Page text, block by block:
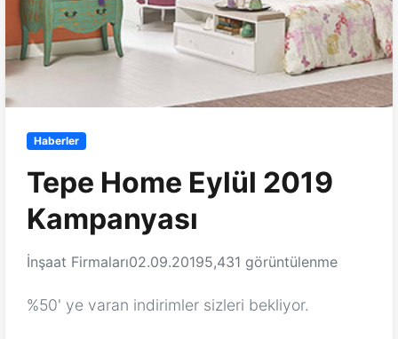
Haberler
Tepe Home Eylül 2019
Kampanyası
İnşaat Firmaları02.09.20195,431 görüntülenme
%50' ye varan indirimler sizleri bekliyor.